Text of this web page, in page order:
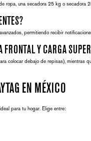
ropa, una secadora 25 kg o secadora
permitiendo recibir
FRONTAL Y CARGA
colocar debajo de repisas), mientras
EN MÉXICO
para tu hogar. Elige entre: